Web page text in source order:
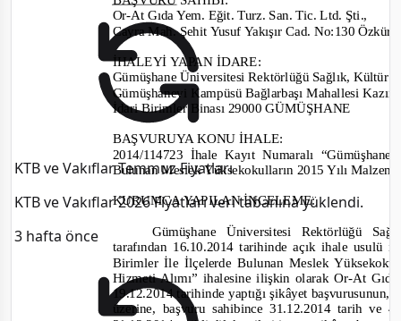
KTB ve Vakıflar Temmuz Fiyatları
KTB ve Vakıflar 2026 Fiyatları veri tabanına yüklendi.
3 hafta önce
Or-At Gıda Yem. Eğit. Turz. San. Tic. Ltd. Şti.,
Cayra Mah. Şehit Yusuf Yakışır Cad. No:130
İHALEYİ YAPAN İDARE:
Gümüşhane Üniversitesi Rektörlüğü Sağlık, Kültür
Gümüşhanevi Kampüsü Bağlarbaşı Mahallesi
İdari Birimler Binası 29000 GÜMÜŞHANE
BAŞVURUYA KONU İHALE:
2014/114723 İhale Kayıt Numaralı
Bulunan Meslek Yüksekokulların 2015 Yılı
KURUMCA YAPILAN İNCELEME:
Gümüşhane Üniversitesi Rektörlüğü
tarafından 16.10.2014 tarihinde açık ihale usulü
Birimler İle İlçelerde Bulunan Meslek
Hizmeti Alımı” ihalesine ilişkin olarak Or-At
19.12.2014 tarihinde yaptığı şikâyet
üzerine, başvuru sahibince 31.12.2014 tarih ve